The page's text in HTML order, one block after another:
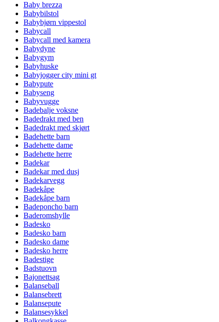
Baby brezza
Babybilstol
Babybjørn vippestol
Babycall
Babycall med kamera
Babydyne
Babygym
Babyhuske
Babyjogger city mini gt
Babypute
Babyseng
Babyvugge
Badebalje voksne
Badedrakt med ben
Badedrakt med skjørt
Badehette barn
Badehette dame
Badehette herre
Badekar
Badekar med dusj
Badekarvegg
Badekåpe
Badekåpe barn
Badeponcho barn
Baderomshylle
Badesko
Badesko barn
Badesko dame
Badesko herre
Badestige
Badstuovn
Bajonettsag
Balanseball
Balansebrett
Balansepute
Balansesykkel